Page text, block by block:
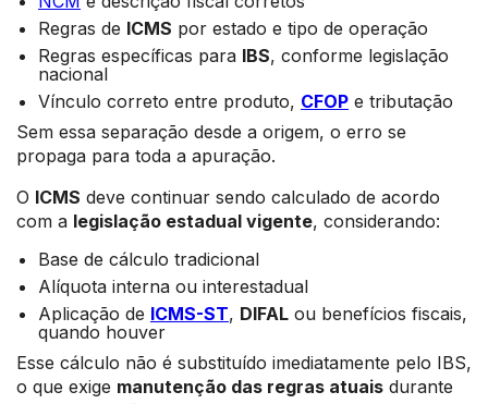
Regras de ICMS por estado e tipo de operação
Regras específicas para IBS, conforme legislação
nacional
Vínculo correto entre produto, CFOP e tributação
Sem essa separação desde a origem, o erro se
propaga para toda a apuração.
O ICMS deve continuar sendo calculado de acordo
com a legislação estadual vigente, considerando:
Base de cálculo tradicional
Alíquota interna ou interestadual
Aplicação de ICMS-ST, DIFAL ou benefícios fiscais,
quando houver
Esse cálculo não é substituído imediatamente pelo IBS,
o que exige manutenção das regras atuais durante